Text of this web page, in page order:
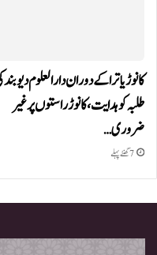
کانوڑ یاترا کے دوران دارالعلوم دیوبند
طلبہ کو ہدایت، کانوڑ راستوں پر غیر
ضروری…
7 گھنٹے پہلے